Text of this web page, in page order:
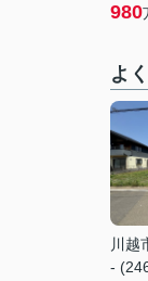
980
よ
川越
-